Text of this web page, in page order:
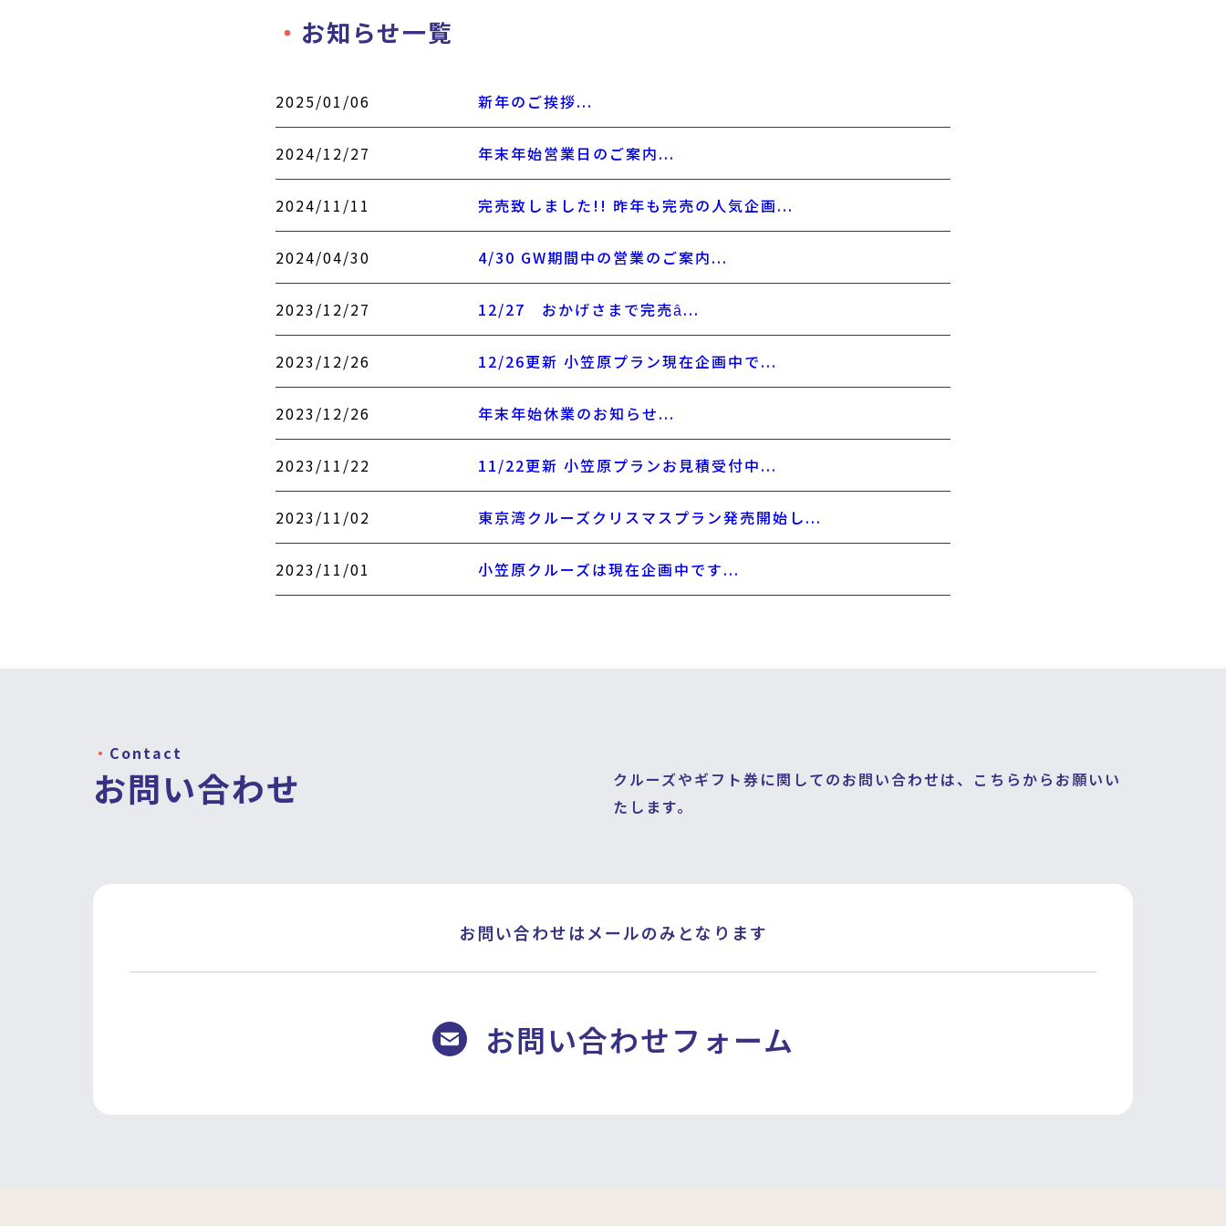
お知らせ一覧
2025/01/06 新年のご挨拶...
2024/12/27 年末年始営業日のご案内...
2024/11/11 完売致しました!! 昨年も完売の人気企画...
2024/04/30 4/30 GW期間中の営業のご案内...
2023/12/27 12/27 おかげさまで完売ȃ...
2023/12/26 12/26更新 小笠原プラン現在企画中で...
2023/12/26 年末年始休業のお知らせ...
2023/11/22 11/22更新 小笠原プランお見積受付中...
2023/11/02 東京湾クルーズクリスマスプラン発売開始し...
2023/11/01 小笠原クルーズは現在企画中です...
Contact
お問い合わせ
クルーズやギフト券に関してのお問い合わせは、こちらからお願いい
たします。
お問い合わせはメールのみとなります
お問い合わせフォーム